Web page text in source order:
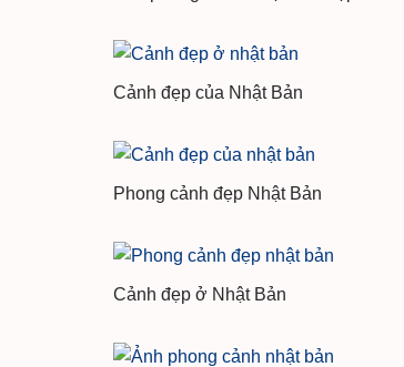
Cảnh đẹp của Nhật Bản
Phong cảnh đẹp Nhật Bản
Cảnh đẹp ở Nhật Bản